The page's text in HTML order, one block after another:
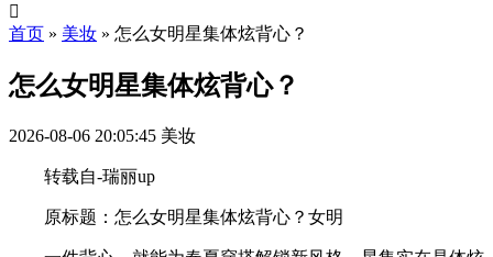

首页 » 美妆 » 怎么女明星集体炫背心？
怎么女明星集体炫背心？
2026-08-06 20:05:45 美妆
转载自-瑞丽up
原标题：怎么女明星集体炫背心？女明